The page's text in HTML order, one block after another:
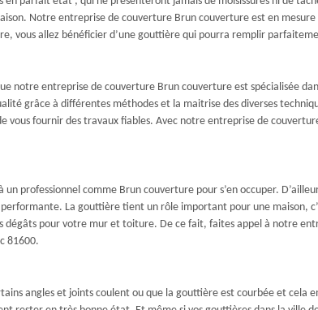
Notre entreprise de couverture Brun couverture est en mesure
vous allez bénéficier d’une gouttière qui pourra remplir
notre entreprise de couverture Brun couverture est spécialisée
grâce à différentes méthodes et la maitrise des diverses
vous fournir des travaux fiables. Avec notre entreprise de
professionnel comme Brun couverture pour s’en occuper.
La gouttière tient un rôle important pour une maison,
dégâts pour votre mur et toiture. De ce fait, faites appel à notre
81600.
angles et joints coulent ou que la gouttière est courbée et cela